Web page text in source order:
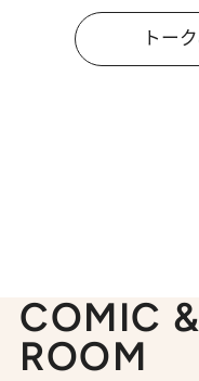
トー
COMIC
ROOM